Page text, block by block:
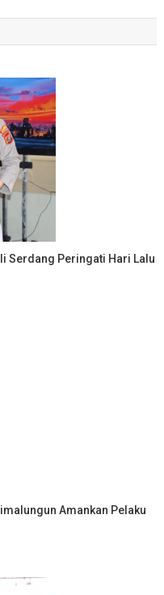
Serdang Peringati Hari Lalu
Amankan Pelaku